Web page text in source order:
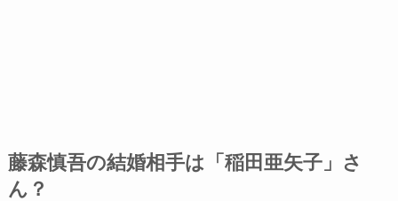
藤森慎吾の結婚相手は「稲田亜矢子」さ
ん？